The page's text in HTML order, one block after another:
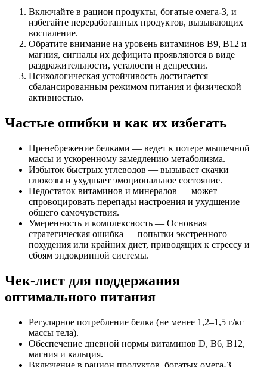
Включайте в рацион продукты, богатые омега-3, и
избегайте переработанных продуктов, вызывающих
воспаление.
Обратите внимание на уровень витаминов B9, B12 и
магния, сигналы их дефицита проявляются в виде
раздражительности, усталости и депрессии.
Психологическая устойчивость достигается
сбалансированным режимом питания и физической
активностью.
Частые ошибки и как их избегать
Пренебрежение белками — ведет к потере мышечной
массы и ускоренному замедлению метаболизма.
Избыток быстрых углеводов — вызывает скачки
глюкозы и ухудшает эмоциональное состояние.
Недостаток витаминов и минералов — может
спровоцировать перепады настроения и ухудшение
общего самочувствия.
Умеренность и комплексность — Основная
стратегическая ошибка — попытки экстренного
похудения или крайних диет, приводящих к стрессу и
сбоям эндокринной системы.
Чек-лист для поддержания
оптимального питания
Регулярное потребление белка (не менее 1,2–1,5 г/кг
массы тела).
Обеспечение дневной нормы витаминов D, B6, B12,
магния и кальция.
Включение в рацион продуктов, богатых омега-3